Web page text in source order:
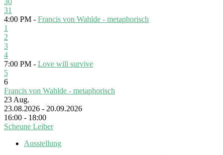
31
4:00 PM - Francis von Wahlde - metaphorisch
1
2
3
4
7:00 PM - Love will survive
5
6
Francis von Wahlde - metaphorisch
23 Aug.
23.08.2026 - 20.09.2026
16:00 - 18:00
Scheune Leiber
Ausstellung